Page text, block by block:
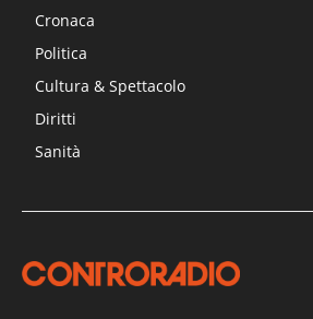
Cronaca
Politica
Cultura & Spettacolo
Diritti
Sanità